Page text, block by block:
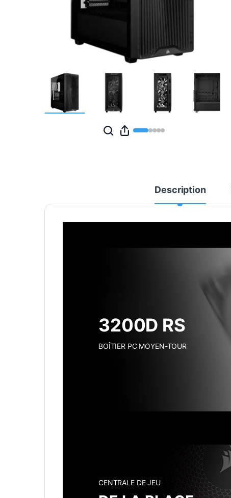
Description
3200D RS
BOÎTIER PC MOYEN-TOUR
CENTRALE DE JEU